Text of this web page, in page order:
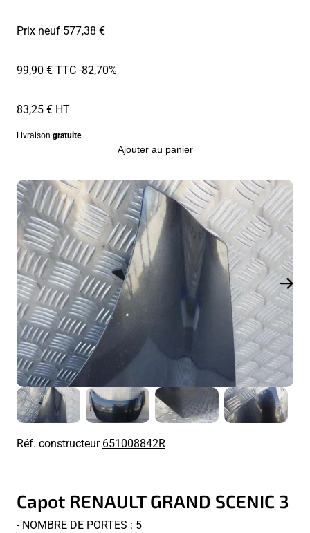
Prix neuf 577,38 €
99,90 € TTC-82,70%
83,25 € HT
Livraison gratuite
Ajouter au panier
Réf. constructeur651008842R
Capot RENAULT GRAND SCENIC 3
- NOMBRE DE PORTES : 5